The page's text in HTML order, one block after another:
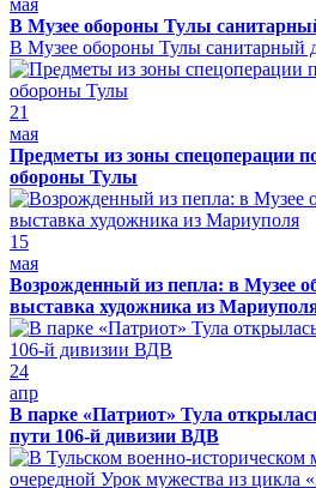
В Музее обороны Тулы
В Музее обороны Тулы санитарный
21
мая
Предметы из зоны спецоперации
обороны Тулы
15
мая
Возрожденный из пепла: в Музее
выставка художника из
24
апр
В парке «Патриот» Тула
пути 106-й дивизии ВДВ